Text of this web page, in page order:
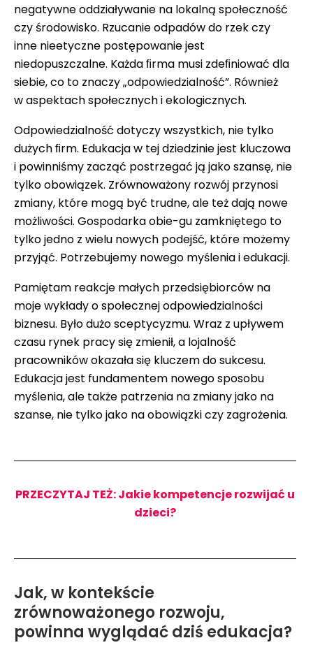
negatywne oddziaływanie na lokalną społeczność
czy środowisko. Rzucanie odpadów do rzek czy
inne nieetyczne postępowanie jest
niedopuszczalne. Każda ﬁrma musi zdeﬁniować dla
siebie, co to znaczy „odpowiedzialność”. Również
w aspektach społecznych i ekologicznych.
Odpowiedzialność dotyczy wszystkich, nie tylko
dużych ﬁrm. Edukacja w tej dziedzinie jest kluczowa
i powinniśmy zacząć postrzegać ją jako szansę, nie
tylko obowiązek. Zrównoważony rozwój przynosi
zmiany, które mogą być trudne, ale też dają nowe
możliwości. Gospodarka obie-gu zamkniętego to
tylko jedno z wielu nowych podejść, które możemy
przyjąć. Potrzebujemy nowego myślenia i edukacji.
Pamiętam reakcje małych przedsiębiorców na
moje wykłady o społecznej odpowiedzialności
biznesu. Było dużo sceptycyzmu. Wraz z upływem
czasu rynek pracy się zmienił, a lojalność
pracowników okazała się kluczem do sukcesu.
Edukacja jest fundamentem nowego sposobu
myślenia, ale także patrzenia na zmiany jako na
szanse, nie tylko jako na obowiązki czy zagrożenia.
PRZECZYTAJ TEŻ: Jakie kompetencje rozwijać u
dzieci?
Jak, w kontekście
zrównoważonego rozwoju,
powinna wyglądać dziś edukacja?